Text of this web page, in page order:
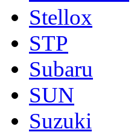
Stellox
STP
Subaru
SUN
Suzuki